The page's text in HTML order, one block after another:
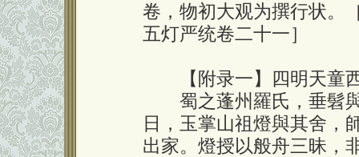
卷，物初大观为撰行状。
五灯严统卷二十一］
【附录一】四明天童
蜀之蓬州羅氏，垂髫與
日，玉掌山祖燈與其舍，
出家。燈授以般舟三昧，